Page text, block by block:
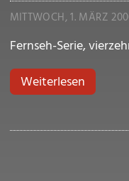
MITTWOCH, 1. MÄRZ
Fernseh-Serie,
Weiterlesenüber